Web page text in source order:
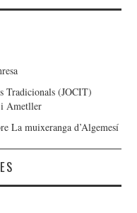
Tradicionals (JOCIT)
i Ametller
La muixeranga d’Algemesí